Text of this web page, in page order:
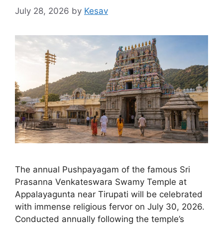
July 28, 2026 by Kesav
The annual Pushpayagam of the famous Sri
Prasanna Venkateswara Swamy Temple at
Appalayagunta near Tirupati will be celebrated
with immense religious fervor on July 30, 2026.
Conducted annually following the temple’s